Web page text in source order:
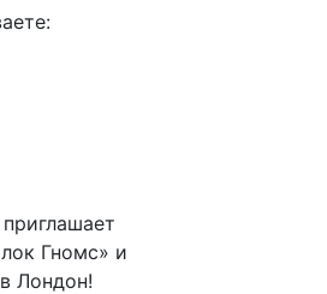
Гномс» и
Лондон!